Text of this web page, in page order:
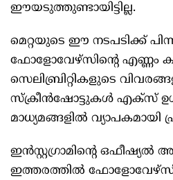
ഈയടുത്തുണ്ടായിട്ടില്ല.
മെറ്റയുടെ ഈ നടപടിക്ക്
ഫോളോവേഴ്‌സിന്‍റെ എണ്ണം
സെലിബ്രിറ്റികളുടെ
സ്‌ക്രീന്‍ഷോട്ടുകള്‍ എക്‌സ്
മാധ്യമങ്ങളില്‍ വ്യാപകമായി
ഇന്‍സ്റ്റഗ്രാമിന്‍റെ
ഇത്തരത്തില്‍